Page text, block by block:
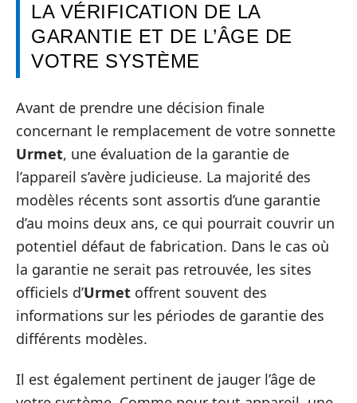
LA VÉRIFICATION DE LA
GARANTIE ET DE L’ÂGE DE
VOTRE SYSTÈME
Avant de prendre une décision finale
concernant le remplacement de votre sonnette
Urmet, une évaluation de la garantie de
l’appareil s’avère judicieuse. La majorité des
modèles récents sont assortis d’une garantie
d’au moins deux ans, ce qui pourrait couvrir un
potentiel défaut de fabrication. Dans le cas où
la garantie ne serait pas retrouvée, les sites
officiels d’Urmet offrent souvent des
informations sur les périodes de garantie des
différents modèles.
Il est également pertinent de jauger l’âge de